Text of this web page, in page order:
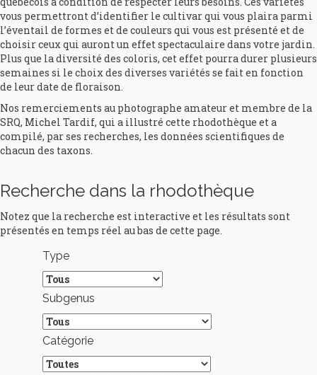
vous permettront d’identifier le cultivar qui vous plaira parmi
l’éventail de formes et de couleurs qui vous est présenté et de
choisir ceux qui auront un effet spectaculaire dans votre jardin.
Plus que la diversité des coloris, cet effet pourra durer plusieurs
semaines si le choix des diverses variétés se fait en fonction
de leur date de floraison.
Nos remerciements au photographe amateur et membre de la
SRQ, Michel Tardif, qui a illustré cette rhodothèque et a
compilé, par ses recherches, les données scientifiques de
chacun des taxons.
Recherche dans la rhodothèque
Notez que la recherche est interactive et les résultats sont
présentés en temps réel au bas de cette page.
Type
Subgenus
Catégorie